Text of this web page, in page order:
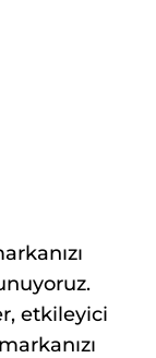
etkileyici